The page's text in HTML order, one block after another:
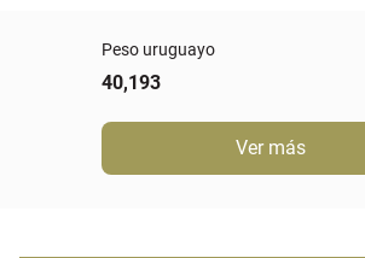
Peso uruguayo
40,193
Ver más